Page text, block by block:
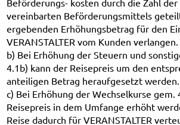
Beförderungs- kosten durch die Zahl
vereinbarten Beförderungsmittels
ergebenden Erhöhungsbetrag für den
VERANSTALTER vom Kunden verlangen.
b) Bei Erhöhung der Steuern und
4.1b) kann der Reisepreis um den
anteiligen Betrag heraufgesetzt werden.
c) Bei Erhöhung der Wechselkurse gem.
Reisepreis in dem Umfange erhöht
Reise dadurch für VERANSTALTER